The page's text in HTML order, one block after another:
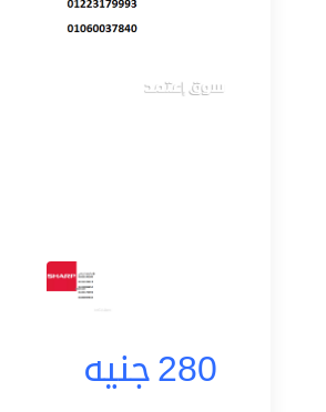
280جنيه